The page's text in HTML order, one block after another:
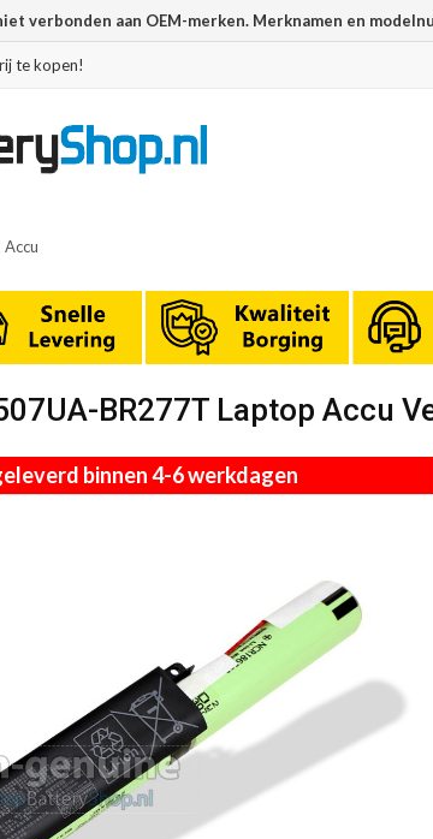
verbonden aan OEM-merken. Merknamen en
te kopen!
BR277T Laptop Accu
binnen 4-6 werkdagen